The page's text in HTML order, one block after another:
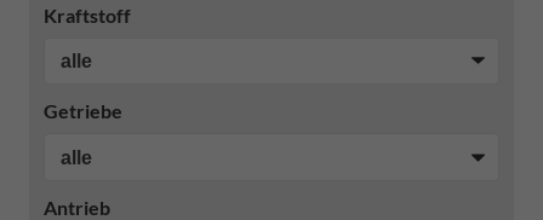
Kraftstoff
Getriebe
Antrieb